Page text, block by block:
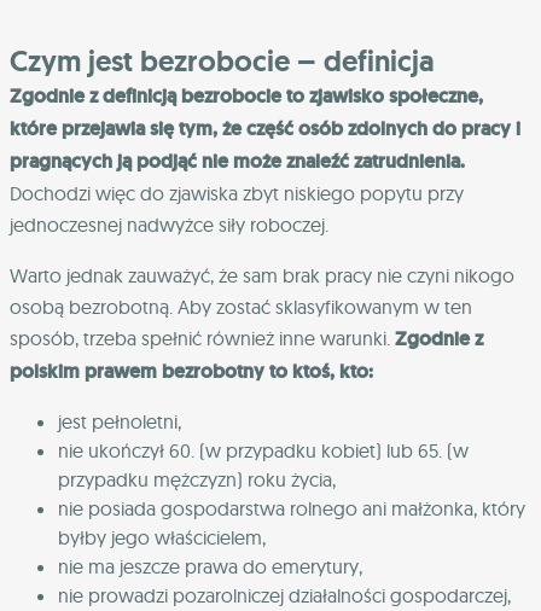
Czym jest bezrobocie – definicja
Zgodnie z definicją bezrobocie to zjawisko społeczne,
które przejawia się tym, że część osób zdolnych do pracy i
pragnących ją podjąć nie może znaleźć zatrudnienia.
Dochodzi więc do zjawiska zbyt niskiego popytu przy
jednoczesnej nadwyżce siły roboczej.
Warto jednak zauważyć, że sam brak pracy nie czyni nikogo
osobą bezrobotną. Aby zostać sklasyfikowanym w ten
sposób, trzeba spełnić również inne warunki. Zgodnie z
polskim prawem bezrobotny to ktoś, kto:
jest pełnoletni,
nie ukończył 60. (w przypadku kobiet) lub 65. (w
przypadku mężczyzn) roku życia,
nie posiada gospodarstwa rolnego ani małżonka, który
byłby jego właścicielem,
nie ma jeszcze prawa do emerytury,
nie prowadzi pozarolniczej działalności gospodarczej,